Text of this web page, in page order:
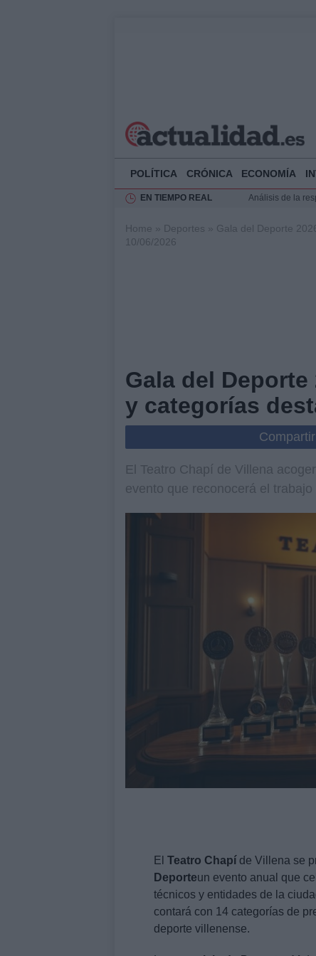
POLÍTICA CRÓNICA ECONOMÍA
EN TIEMPO REAL
Análisis de la
Felipe VI recibe
Home » Deportes » Gala del Deporte
10/06/2026
Gala del
y categorías
El Teatro Chapí de Villena
evento que reconocerá el
El Teatro Chapí de Villena se
Deporteun evento anual que
técnicos y entidades de la
contará con 14 categorías de
deporte villenense.